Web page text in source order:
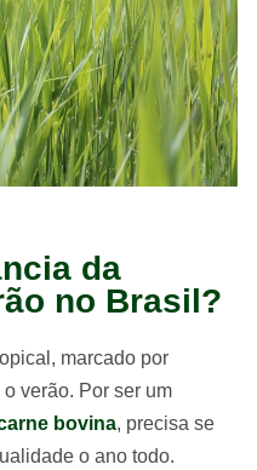
da
no Brasil?
marcado por
verão. Por ser um
bovina, precisa se
o ano todo.